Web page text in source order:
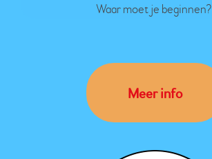
Waar moet je beginnen?
Meer info